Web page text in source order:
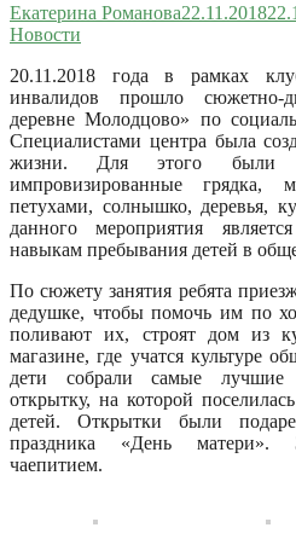
Екатерина Романова22.11.2018
Новости
20.11.2018 года в рамках
инвалидов прошло сюжетно-
деревне Молодцово» по
Специалистами центра была
жизни. Для этого были
импровизированные грядка,
петухами, солнышко, деревья,
данного мероприятия
навыкам пребывания детей в
По сюжету занятия ребята
дедушке, чтобы помочь им по
поливают их, строят дом из
магазине, где учатся культуре
дети собрали самые лучшие
открытку, на которой
детей. Открытки были
праздника «День матери».
чаепитием.